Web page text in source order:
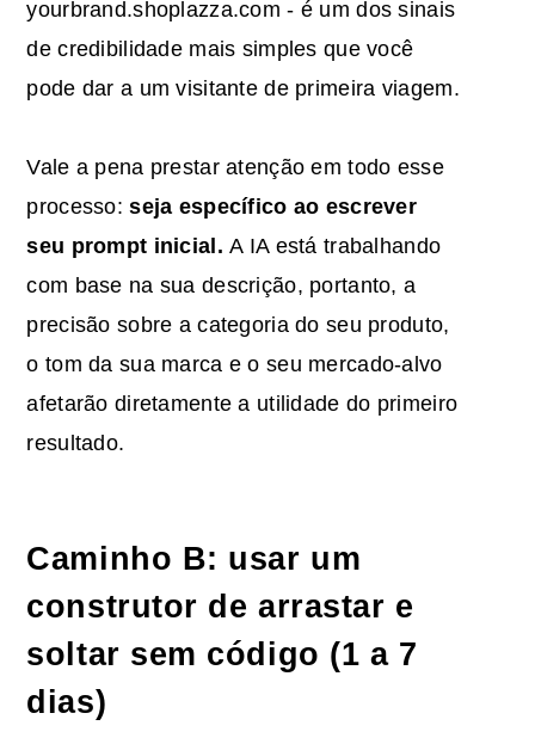
yourbrand.shoplazza.com - é um dos sinais
de credibilidade mais simples que você
pode dar a um visitante de primeira viagem.
Vale a pena prestar atenção em todo esse
processo:seja específico ao escrever
seu prompt inicial.A IA está trabalhando
com base na sua descrição, portanto, a
precisão sobre a categoria do seu produto,
o tom da sua marca e o seu mercado-alvo
afetarão diretamente a utilidade do primeiro
resultado.
Caminho B: usar um
construtor de arrastar e
soltar sem código (1 a 7
dias)